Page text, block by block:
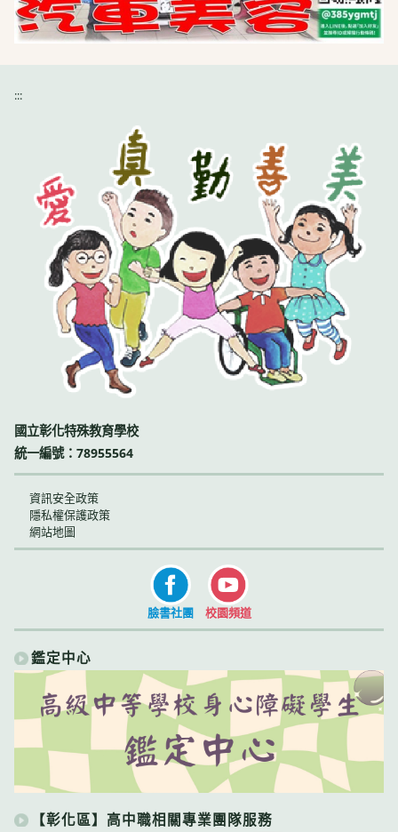
:::
國立彰化特殊教育學校
統一編號：78955564
資訊安全政策
隱私權保護政策
網站地圖
臉書社團 校園頻道
鑑定中心
【彰化區】高中職相關專業團隊服務